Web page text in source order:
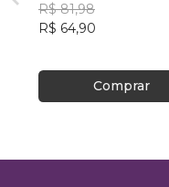
R$ 81,98
R$ 64,90
Comprar